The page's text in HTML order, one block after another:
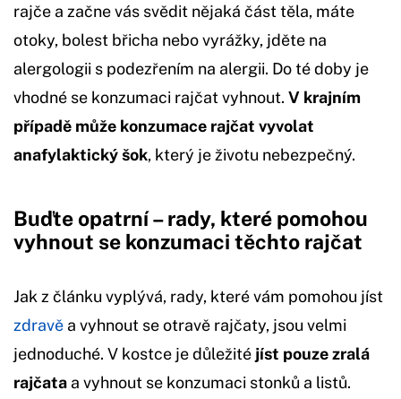
rajče a začne vás svědit nějaká část těla, máte
otoky, bolest břicha nebo vyrážky, jděte na
alergologii s podezřením na alergii. Do té doby je
vhodné se konzumaci rajčat vyhnout. V krajním
případě může konzumace rajčat vyvolat
anafylaktický šok, který je životu nebezpečný.
Buďte opatrní – rady, které pomohou
vyhnout se konzumaci těchto rajčat
Jak z článku vyplývá, rady, které vám pomohou jíst
zdravě a vyhnout se otravě rajčaty, jsou velmi
jednoduché. V kostce je důležité jíst pouze zralá
rajčata a vyhnout se konzumaci stonků a listů.